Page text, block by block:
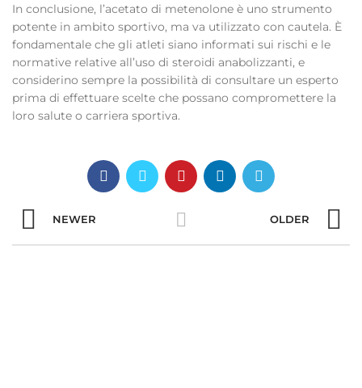
In conclusione, l’acetato di metenolone è uno strumento
potente in ambito sportivo, ma va utilizzato con cautela. È
fondamentale che gli atleti siano informati sui rischi e le
normative relative all’uso di steroidi anabolizzanti, e
considerino sempre la possibilità di consultare un esperto
prima di effettuare scelte che possano compromettere la
loro salute o carriera sportiva.
NEWER OLDER